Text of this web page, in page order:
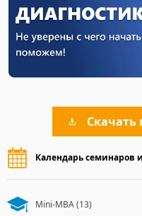
Скачать
Календарь семинаров
Mini-MBA(13)